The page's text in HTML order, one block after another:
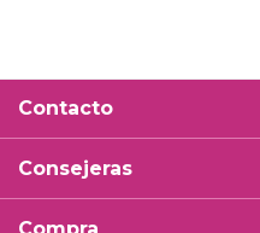
Contacto
Consejeras